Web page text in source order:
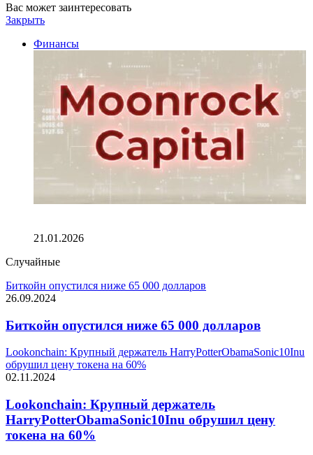
Вас может заинтересовать
Закрыть
Финансы
21.01.2026
Случайные
Биткойн опустился ниже 65 000 долларов
26.09.2024
Биткойн опустился ниже 65 000 долларов
Lookonchain: Крупный держатель HarryPotterObamaSonic10Inu
обрушил цену токена на 60%
02.11.2024
Lookonchain: Крупный держатель
HarryPotterObamaSonic10Inu обрушил цену
токена на 60%